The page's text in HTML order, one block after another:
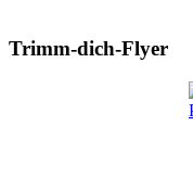
Trimm-dich-Flyer